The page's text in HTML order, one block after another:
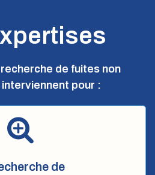
de fuites non
pour :
de